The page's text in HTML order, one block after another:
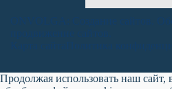
Продолжая использовать наш сайт,